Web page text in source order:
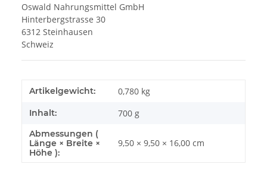
Oswald Nahrungsmittel GmbH
Hinterbergstrasse 30
6312 Steinhausen
Schweiz
Artikelgewicht: 0,780 kg
Inhalt: 700 g
Abmessungen (
Länge × Breite ×
Höhe ):
9,50 × 9,50 × 16,00 cm